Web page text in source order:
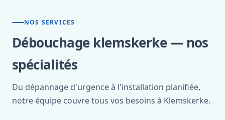
NOS SERVICES
Débouchage klemskerke — nos
spécialités
Du dépannage d'urgence à l'installation planifiée,
notre équipe couvre tous vos besoins à Klemskerke.